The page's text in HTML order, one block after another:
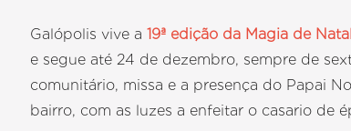
Galópolis vive a19ª edição da Magia de
e segue até 24 de dezembro, sempre de
comunitário, missa e a presença do Papai
bairro, com as luzes a enfeitar o casario de